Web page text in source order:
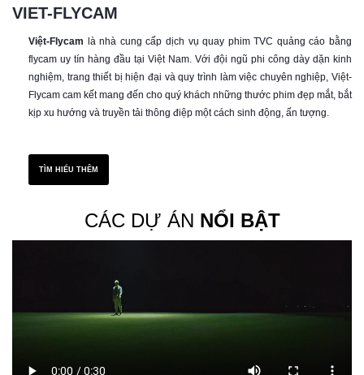
VIET-FLYCAM
Việt-Flycam là nhà cung cấp dịch vụ quay phim TVC quảng cáo bằng
flycam uy tín hàng đầu tại Việt Nam. Với đội ngũ phi công dày dặn kinh
nghiệm, trang thiết bị hiện đại và quy trình làm việc chuyên nghiệp, Việt-
Flycam cam kết mang đến cho quý khách những thước phim đẹp mắt, bắt
kịp xu hướng và truyền tải thông điệp một cách sinh động, ấn tượng.
TÌM HIỂU THÊM
CÁC DỰ ÁN NỔI BẬT